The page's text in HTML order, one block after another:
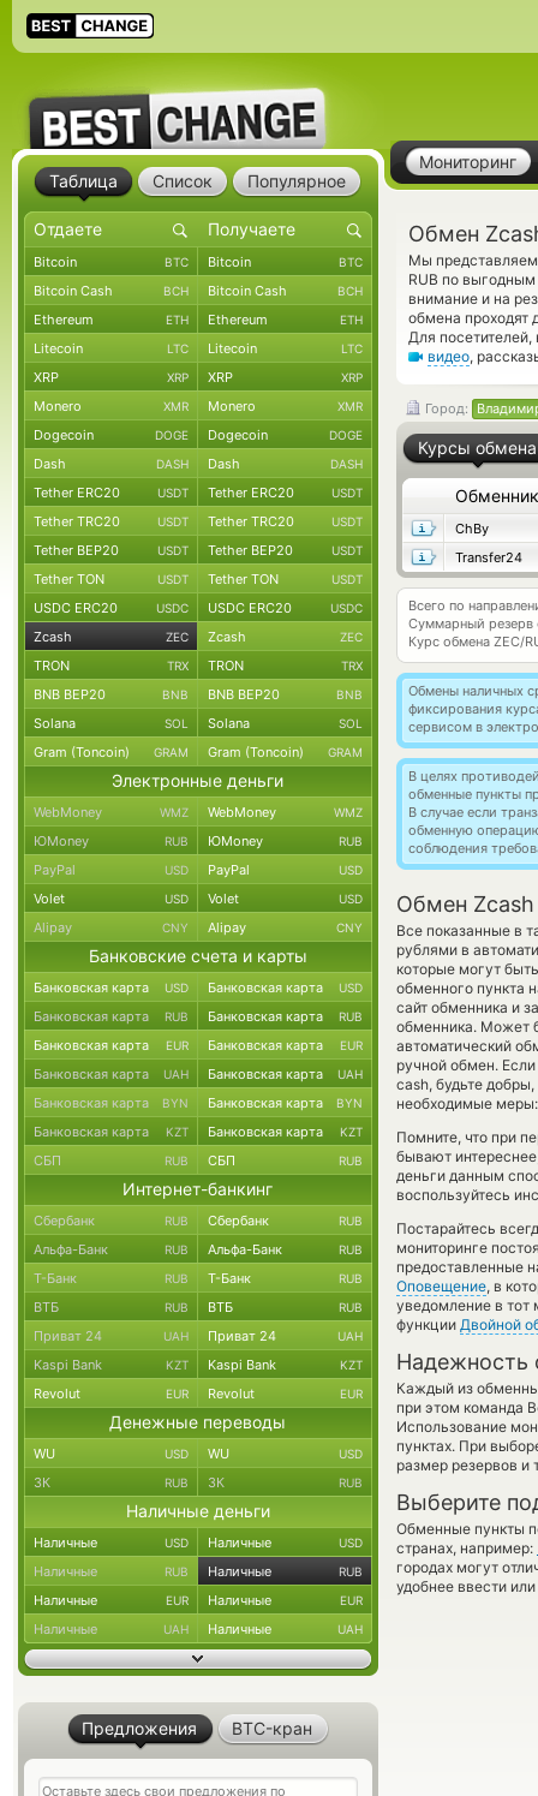
Мониторинг
Обмен
Мы
RUB по
внимание и на
обмена проходят
Для
видео,
Город:
Курсы обмена
Обменник
ChBy
Transfer24
Всего по
Суммарный резерв
Курс обмена ZEC/
Обмены наличных
фиксирования
сервисом в
В целях
обменные пункты
В случае если
обменную
соблюдения
Обмен Zcash
Все показанные в
рублями в
которые могут
обменного пункта
сайт обменника и
обменника. Может
автоматический
ручной обмен.
cash, будьте
необходимые
Помните, что при
бывают
деньги данным
воспользуйтесь
Постарайтесь
мониторинге
предоставленные
Оповещение, в
уведомление в тот
функции Двойной
Надежность
Каждый из
при этом команда
Использование
пунктах. При
размер резервов и
Выберите
Обменные пункты
странах, например:
городах могут
удобнее ввести
Таблица Список Популярное
Bitcoin BTC Bitcoin BTC
Bitcoin Cash BCH Bitcoin Cash BCH
Ethereum ETH Ethereum ETH
Litecoin LTC Litecoin LTC
XRP XRP XRP XRP
Monero XMR Monero XMR
Dogecoin DOGE Dogecoin DOGE
Dash DASH Dash DASH
Tether ERC20 USDT Tether ERC20 USDT
Tether TRC20 USDT Tether TRC20 USDT
Tether BEP20 USDT Tether BEP20 USDT
Tether TON USDT Tether TON USDT
USDC ERC20 USDC USDC ERC20 USDC
Zcash ZEC Zcash ZEC
TRON TRX TRON TRX
BNB BEP20 BNB BNB BEP20 BNB
Solana SOL Solana SOL
Gram (Toncoin) GRAM Gram (Toncoin) GRAM
Электронные деньги
WebMoney WMZ WebMoney WMZ
ЮMoney RUB ЮMoney RUB
PayPal USD PayPal USD
Volet USD Volet USD
Alipay CNY Alipay CNY
Банковские счета и карты
Банковская карта USD Банковская карта USD
Банковская карта RUB Банковская карта RUB
Банковская карта EUR Банковская карта EUR
Банковская карта UAH Банковская карта UAH
Банковская карта BYN Банковская карта BYN
Банковская карта KZT Банковская карта KZT
СБП RUB СБП RUB
Интернет-банкинг
Сбербанк RUB Сбербанк RUB
Альфа-Банк RUB Альфа-Банк RUB
Т-Банк RUB Т-Банк RUB
ВТБ RUB ВТБ RUB
Приват 24 UAH Приват 24 UAH
Kaspi Bank KZT Kaspi Bank KZT
Revolut EUR Revolut EUR
Денежные переводы
WU USD WU USD
ЗК RUB ЗК RUB
Наличные деньги
Наличные USD Наличные USD
Наличные RUB Наличные RUB
Наличные EUR Наличные EUR
Наличные UAH Наличные UAH
Предложения BTC-кран